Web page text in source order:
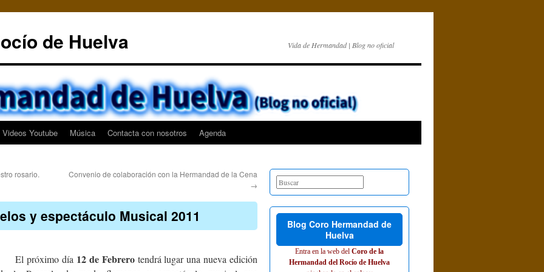
de Huelva Vida de Hermandad | Blog no oficial
Videos Youtube Música Contacta con nosotros Agenda
rosario.
Convenio de colaboración con la Hermandad de la Cena
→
y espectáculo Musical 2011
El próximo día 12 de Febrerotendrá lugar una nueva edición
Blog Coro Hermandad de
Huelva
Entra en la web del Coro de la
Hermandad del Rocío de Huelva